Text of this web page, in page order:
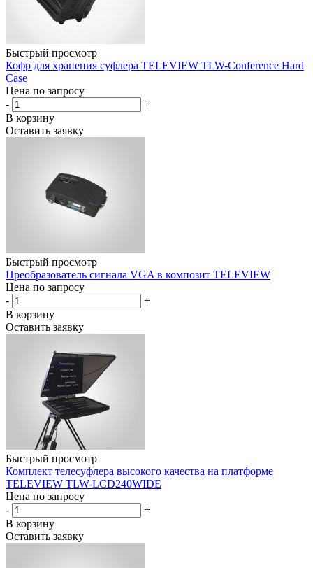
Быстрый просмотр
Кофр для хранения суфлера TELEVIEW TLW-Conference Hard
Case
Цена по запросу
-
+
В корзину
Оставить заявку
Быстрый просмотр
Преобразователь сигнала VGA в композит TELEVIEW
Цена по запросу
-
+
В корзину
Оставить заявку
Быстрый просмотр
Комплект телесуфлера высокого качества на платформе
TELEVIEW TLW-LCD240WIDE
Цена по запросу
-
+
В корзину
Оставить заявку